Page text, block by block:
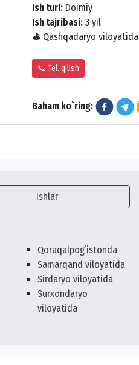
Ish turi: Doimiy
Ish tajribasi: 3 yil
⛳ Qashqadaryo viloyatida
📞 Tel. qilish
Baham ko`ring:
Ishlar
Qoraqalpogʻistonda
Samarqand viloyatida
Sirdaryo viloyatida
Surxondaryo
viloyatida